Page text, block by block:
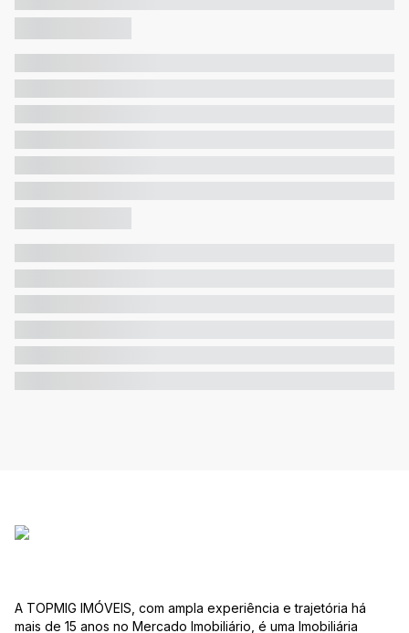
A TOPMIG IMÓVEIS, com ampla experiência e trajetória há
mais de 15 anos no Mercado Imobiliário, é uma Imobiliária